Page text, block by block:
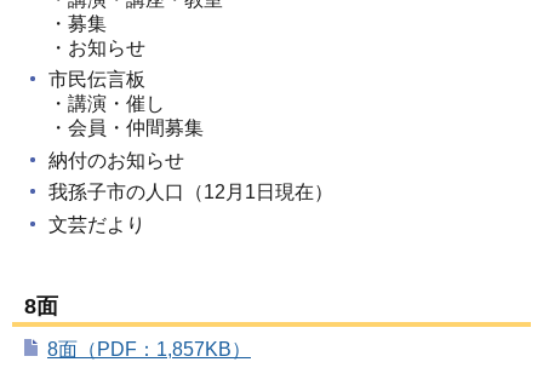
・募集
・お知らせ
市民伝言板
・講演・催し
・会員・仲間募集
納付のお知らせ
我孫子市の人口（12月1日現在）
文芸だより
8面
8面（PDF：1,857KB）